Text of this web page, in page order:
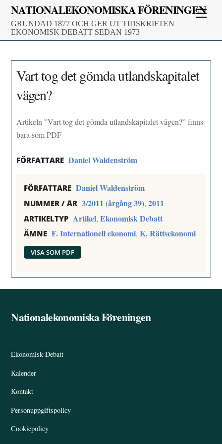
Skip
content
NATIONALEKONOMISKA FÖRENINGEN
GRUNDAD 1877 OCH GER UT TIDSKRIFTEN
EKONOMISK DEBATT SEDAN 1973
Vart tog det gömda utlandskapitalet
vägen?
Artikeln ”Vart tog det gömda utlandskapitalet vägen?” finns
bara som PDF
FÖRFATTARE Daniel Waldenström
FÖRFATTARE Daniel Waldenström
NUMMER / ÅR 3/2011 (årgång 39),2011
ARTIKELTYP Artikel,Ekonomisk Debatt
ÄMNE F. Internationell ekonomi,K. Rättsekonomi
VISA SOM PDF
Back
Nationalekonomiska Föreningen
Ekonomisk Debatt
Kalender
Kontakt
Personuppgiftspolicy
Cookiepolicy